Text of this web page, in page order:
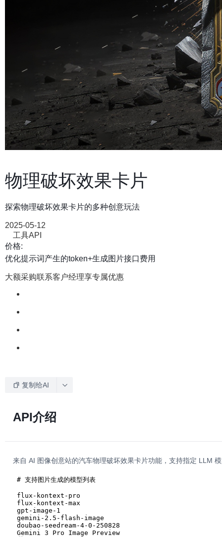
物理破坏效果卡片
探索物理破坏效果卡片的多种创意玩法
2025-05-12
工具API
价格:
优化提示词产生的token+生成图片接口费用
大额采购联系客户经理享专属优惠
复制给AI
API介绍
来自 AI 图像创意站的汽车物理破坏效果卡片功能，支持指定 LLM